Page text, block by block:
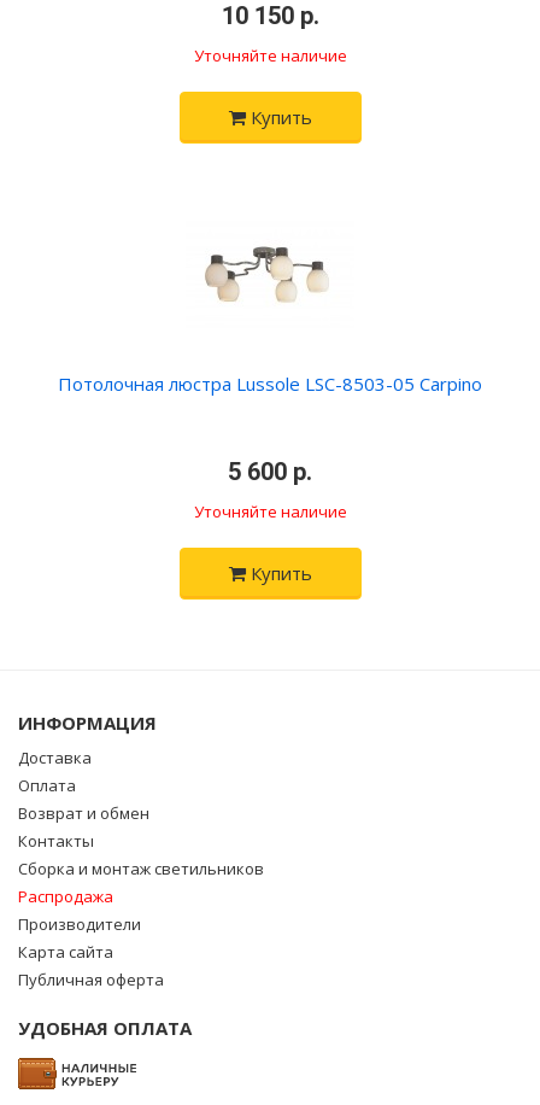
10 150 р.
Уточняйте наличие
Купить
Потолочная люстра Lussole LSC-8503-05 Carpino
5 600 р.
Уточняйте наличие
Купить
ИНФОРМАЦИЯ
Доставка
Оплата
Возврат и обмен
Контакты
Сборка и монтаж светильников
Распродажа
Производители
Карта сайта
Публичная оферта
УДОБНАЯ ОПЛАТА